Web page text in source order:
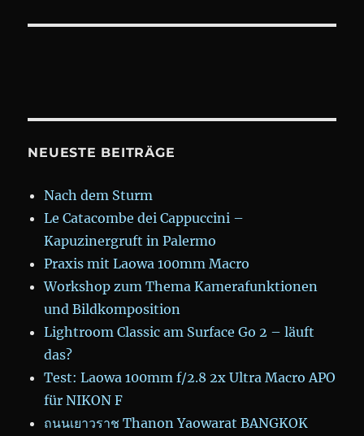
NEUESTE BEITRÄGE
Nach dem Sturm
Le Catacombe dei Cappuccini –
Kapuzinergruft in Palermo
Praxis mit Laowa 100mm Macro
Workshop zum Thema Kamerafunktionen
und Bildkomposition
Lightroom Classic am Surface Go 2 – läuft
das?
Test: Laowa 100mm f/2.8 2x Ultra Macro APO
für NIKON F
ถนนเยาวราช Thanon Yaowarat BANGKOK